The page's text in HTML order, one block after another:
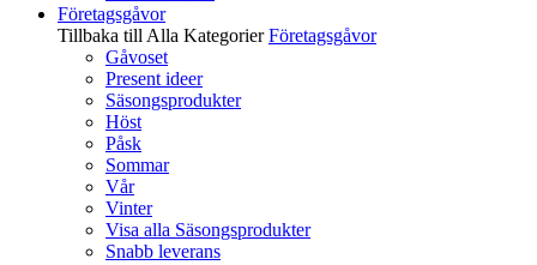
Företagsgåvor
Tillbaka till Alla Kategorier Företagsgåvor
Gåvoset
Present ideer
Säsongsprodukter
Höst
Påsk
Sommar
Vår
Vinter
Visa alla Säsongsprodukter
Snabb leverans